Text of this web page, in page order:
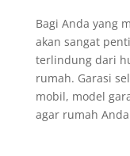
Bagi Anda yang
akan sangat
terlindung dari
rumah. Garasi
mobil, model
agar rumah